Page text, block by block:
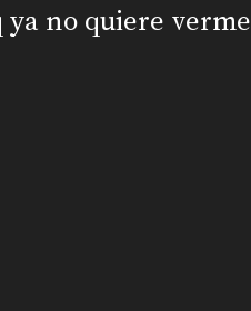
no quiere verme